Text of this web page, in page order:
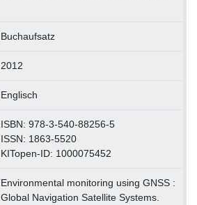
Buchaufsatz
2012
Englisch
ISBN: 978-3-540-88256-5
ISSN: 1863-5520
KITopen-ID: 1000075452
Environmental monitoring using GNSS :
Global Navigation Satellite Systems.